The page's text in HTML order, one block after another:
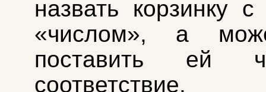
назвать корзинку
«числом», а
поставить ей
соответствие.